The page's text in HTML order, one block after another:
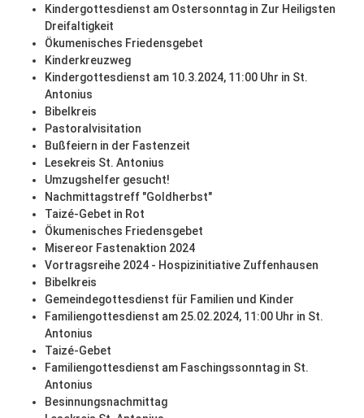
Kindergottesdienst am Ostersonntag in Zur Heiligsten
Dreifaltigkeit
Ökumenisches Friedensgebet
Kinderkreuzweg
Kindergottesdienst am 10.3.2024, 11:00 Uhr in St.
Antonius
Bibelkreis
Pastoralvisitation
Bußfeiern in der Fastenzeit
Lesekreis St. Antonius
Umzugshelfer gesucht!
Nachmittagstreff "Goldherbst"
Taizé-Gebet in Rot
Ökumenisches Friedensgebet
Misereor Fastenaktion 2024
Vortragsreihe 2024 - Hospizinitiative Zuffenhausen
Bibelkreis
Gemeindegottesdienst für Familien und Kinder
Familiengottesdienst am 25.02.2024, 11:00 Uhr in St.
Antonius
Taizé-Gebet
Familiengottesdienst am Faschingssonntag in St.
Antonius
Besinnungsnachmittag